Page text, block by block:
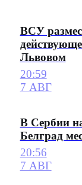
ВСУ
Львовом
20:59
7 АВГ
В Сербии
Белград
20:56
7 АВГ